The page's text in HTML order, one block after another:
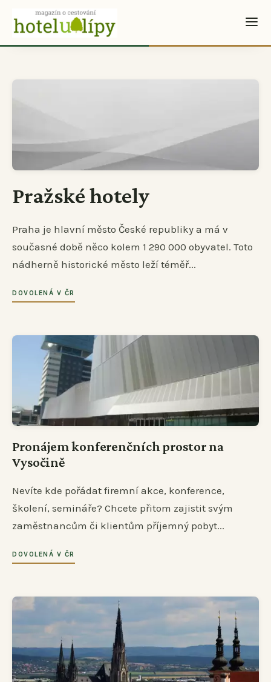
Pražské hotely
Praha je hlavní město České republiky a má v
současné době něco kolem 1 290 000 obyvatel. Toto
nádherně historické město leží téměř...
DOVOLENÁ V ČR
Pronájem konferenčních prostor na
Vysočině
Nevíte kde pořádat firemní akce, konference,
školení, semináře? Chcete přitom zajistit svým
zaměstnancům či klientům příjemný pobyt...
DOVOLENÁ V ČR